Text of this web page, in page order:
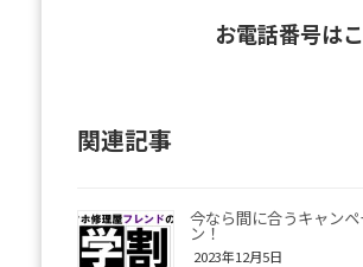
お電話番号は
関連記事
今なら間に合うキャンペ
ン！
2023年12月5日